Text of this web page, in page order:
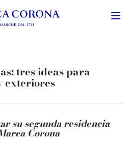
tres ideas para
exteriores
su segunda residencia
Corona